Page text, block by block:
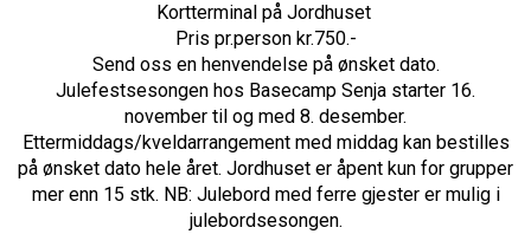
Kortterminal på Jordhuset
Pris pr.person kr.750.-
Send oss en henvendelse på ønsket dato.
Julefestsesongen hos Basecamp Senja starter 16.
november til og med 8. desember.
Ettermiddags/kveldarrangement med middag kan bestilles
på ønsket dato hele året. Jordhuset er åpent kun for grupper
mer enn 15 stk. NB: Julebord med ferre gjester er mulig i
julebordsesongen.